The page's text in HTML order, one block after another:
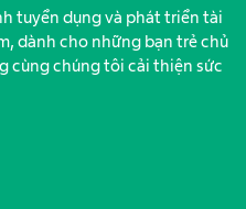
tuyển dụng và phát triển tài
dành cho những bạn trẻ chủ
cùng chúng tôi cải thiện sức